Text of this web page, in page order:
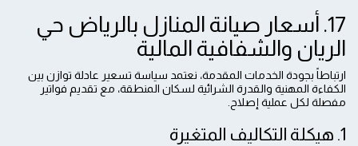
17. أسعار صيانة المنازل بالرياض حي
الريان والشفافية المالية
ارتباطاً بجودة الخدمات المقدمة، نعتمد سياسة تسعير عادلة توازن بين
الكفاءة المهنية والقدرة الشرائية لسكان المنطقة، مع تقديم فواتير
مفصلة لكل عملية إصلاح.
1. هيكلة التكاليف المتغيرة